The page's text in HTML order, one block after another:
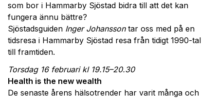
som bor i Hammarby Sjöstad bidra till att det kan
fungera ännu bättre?
Sjöstadsguiden Inger Johanssontar oss med på en
tidsresa i Hammarby Sjöstad resa från tidigt 1990-tal
till framtiden.
Torsdag 16 februari kl 19.15–20.30
Health is the new wealth
De senaste årens hälsotrender har varit många och